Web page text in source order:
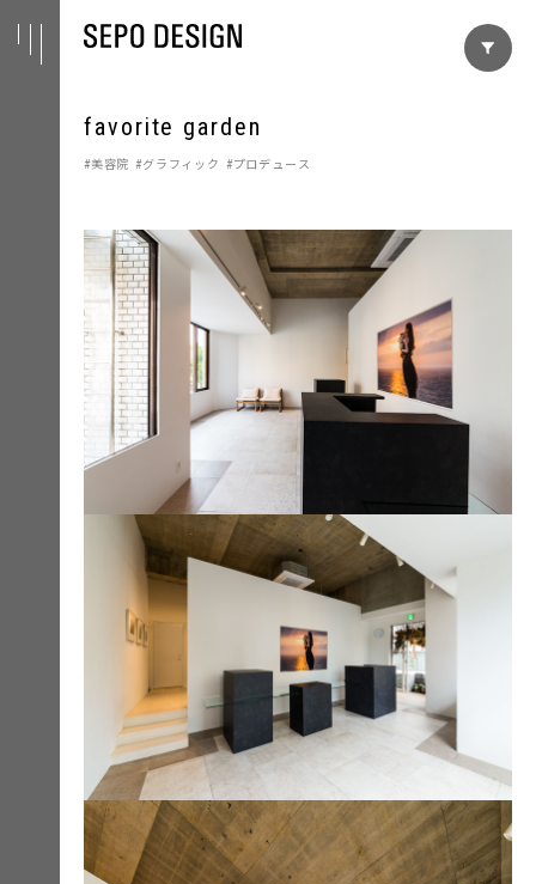
favorite garden
美容院 グラフィック プロデュース